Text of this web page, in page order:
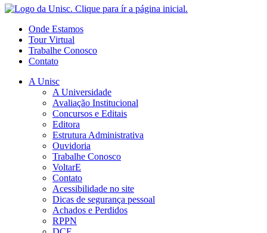
Onde Estamos
Tour Virtual
Trabalhe Conosco
Contato
A Unisc
A Universidade
Avaliação Institucional
Concursos e Editais
Editora
Estrutura Administrativa
Ouvidoria
Trabalhe Conosco
VoltarE
Contato
Acessibilidade no site
Dicas de segurança pessoal
Achados e Perdidos
RPPN